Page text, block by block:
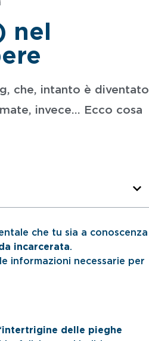
nel
che, intanto è diventato
invece... Ecco cosa
che tu sia a conoscenza
incarcerata.
informazioni necessarie per
intertrigine delle pieghe